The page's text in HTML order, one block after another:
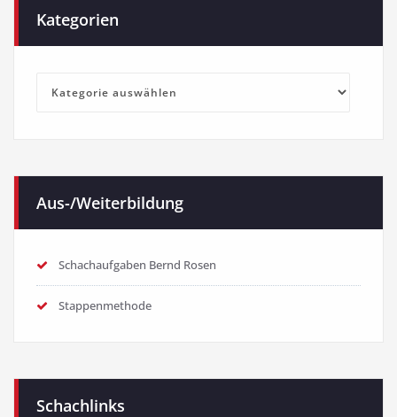
Kategorien
Kategorien
Aus-/Weiterbildung
Schachaufgaben Bernd Rosen
Stappenmethode
Schachlinks